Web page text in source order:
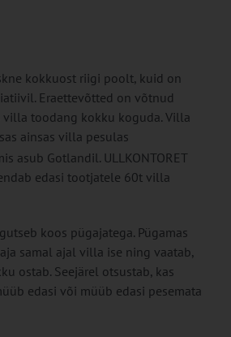
kokkuost riigi poolt, kuid on
Eraettevõtted on võtnud
villa toodang kokku koguda. Villa
ainsas villa pesulas
asub Gotlandil. ULLKONTORET
edasi tootjatele 60t villa
koos pügajatega. Pügamas
samal ajal villa ise ning vaatab,
ostab. Seejärel otsustab, kas
edasi või müüb edasi pesemata